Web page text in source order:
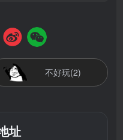
不好玩(2)
址